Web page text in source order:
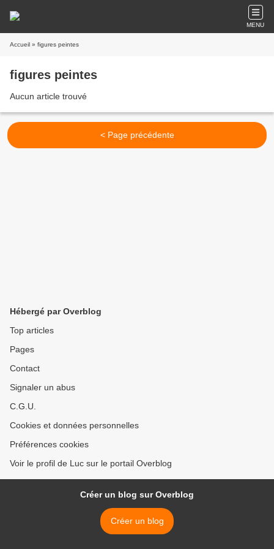
MENU
Accueil » figures peintes
figures peintes
Aucun article trouvé
< Page précédente
Hébergé par Overblog
Top articles
Pages
Contact
Signaler un abus
C.G.U.
Cookies et données personnelles
Préférences cookies
Voir le profil de Luc sur le portail Overblog
Créer un blog sur Overblog
Créer un blog